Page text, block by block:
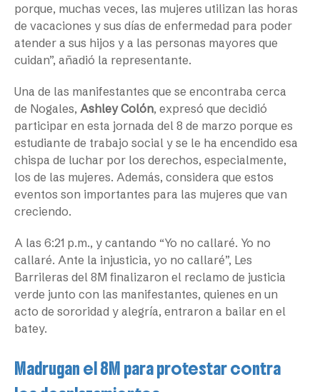
porque, muchas veces, las mujeres utilizan las horas
de vacaciones y sus días de enfermedad para poder
atender a sus hijos y a las personas mayores que
cuidan”, añadió la representante.
Una de las manifestantes que se encontraba cerca
de Nogales, Ashley Colón, expresó que decidió
participar en esta jornada del 8 de marzo porque es
estudiante de trabajo social y se le ha encendido esa
chispa de luchar por los derechos, especialmente,
los de las mujeres. Además, considera que estos
eventos son importantes para las mujeres que van
creciendo.
A las 6:21 p.m., y cantando “Yo no callaré. Yo no
callaré. Ante la injusticia, yo no callaré”, Les
Barrileras del 8M finalizaron el reclamo de justicia
verde junto con las manifestantes, quienes en un
acto de sororidad y alegría, entraron a bailar en el
batey.
Madrugan el 8M para protestar contra